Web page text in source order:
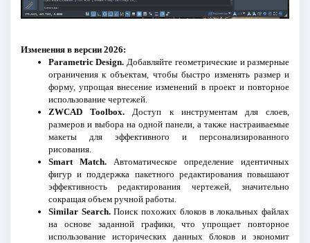
Изменения в версии 2026:
Parametric Design. Добавляйте геометрические и размерные
ограничения к объектам, чтобы быстро изменять размер и
форму, упрощая внесение изменений в проект и повторное
использование чертежей.
ZWCAD Toolbox. Доступ к инструментам для слоев,
размеров и выбора на одной панели, а также настраиваемые
макеты для эффективного и персонализированного
рисования.
Smart Match.Автоматическое определение идентичных
фигур и поддержка пакетного редактирования повышают
эффективность редактирования чертежей, значительно
сокращая объем ручной работы.
Similar Search.Поиск похожих блоков в локальных файлах
на основе заданной графики, что упрощает повторное
использование исторических данных блоков и экономит